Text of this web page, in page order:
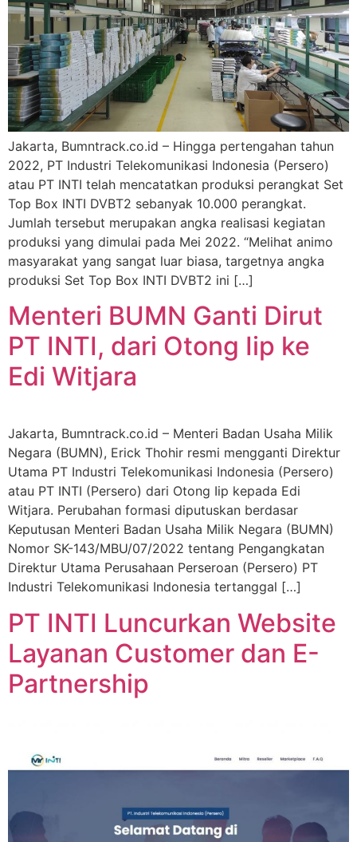
Jakarta, Bumntrack.co.id – Hingga pertengahan tahun
2022, PT Industri Telekomunikasi Indonesia (Persero)
atau PT INTI telah mencatatkan produksi perangkat Set
Top Box INTI DVBT2 sebanyak 10.000 perangkat.
Jumlah tersebut merupakan angka realisasi kegiatan
produksi yang dimulai pada Mei 2022. “Melihat animo
masyarakat yang sangat luar biasa, targetnya angka
produksi Set Top Box INTI DVBT2 ini […]
Menteri BUMN Ganti Dirut
PT INTI, dari Otong Iip ke
Edi Witjara
Jakarta, Bumntrack.co.id – Menteri Badan Usaha Milik
Negara (BUMN), Erick Thohir resmi mengganti Direktur
Utama PT Industri Telekomunikasi Indonesia (Persero)
atau PT INTI (Persero) dari Otong Iip kepada Edi
Witjara. Perubahan formasi diputuskan berdasar
Keputusan Menteri Badan Usaha Milik Negara (BUMN)
Nomor SK-143/MBU/07/2022 tentang Pengangkatan
Direktur Utama Perusahaan Perseroan (Persero) PT
Industri Telekomunikasi Indonesia tertanggal […]
PT INTI Luncurkan Website
Layanan Customer dan E-
Partnership